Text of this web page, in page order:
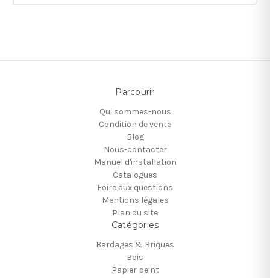
Parcourir
Qui sommes-nous
Condition de vente
Blog
Nous-contacter
Manuel d'installation
Catalogues
Foire aux questions
Mentions légales
Plan du site
Catégories
Bardages & Briques
Bois
Papier peint